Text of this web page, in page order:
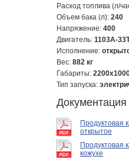
Расход топлива (л/
Объем бака (л): 240
Напряжение: 400
Двигатель: 1103A-
Исполнение:
Вес: 882 кг
Габариты:
Тип запуска:
Документация
Продуктовая
открытое
Продуктовая
кожухе